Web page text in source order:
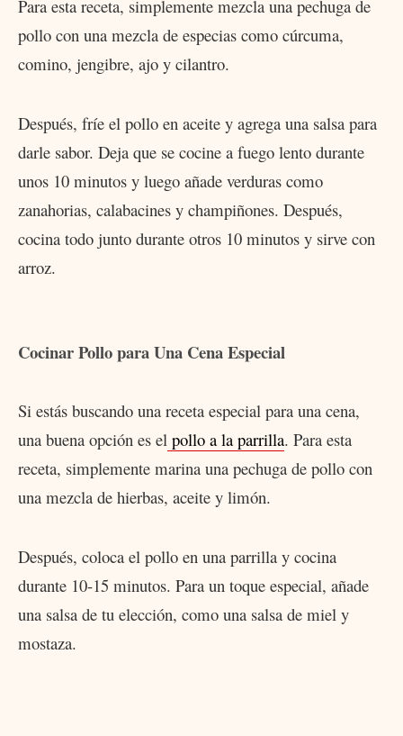
Para esta receta, simplemente mezcla una pechuga de
pollo con una mezcla de especias como cúrcuma,
comino, jengibre, ajo y cilantro.
Después, fríe el pollo en aceite y agrega una salsa para
darle sabor. Deja que se cocine a fuego lento durante
unos 10 minutos y luego añade verduras como
zanahorias, calabacines y champiñones. Después,
cocina todo junto durante otros 10 minutos y sirve con
arroz.
Cocinar Pollo para Una Cena Especial
Si estás buscando una receta especial para una cena,
una buena opción es el pollo a la parrilla. Para esta
receta, simplemente marina una pechuga de pollo con
una mezcla de hierbas, aceite y limón.
Después, coloca el pollo en una parrilla y cocina
durante 10-15 minutos. Para un toque especial, añade
una salsa de tu elección, como una salsa de miel y
mostaza.